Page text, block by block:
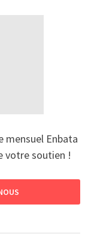
mensuel Enbata
votre soutien !